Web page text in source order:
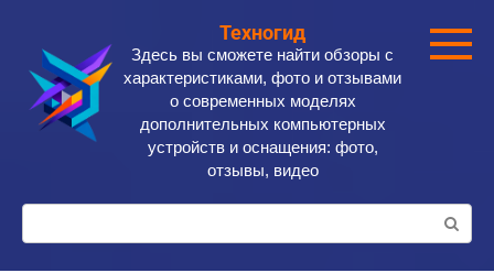
контенту
Техногид
Здесь вы сможете найти обзоры с
характеристиками, фото и отзывами
о современных моделях
дополнительных компьютерных
устройств и оснащения: фото,
отзывы, видео
Поиск: